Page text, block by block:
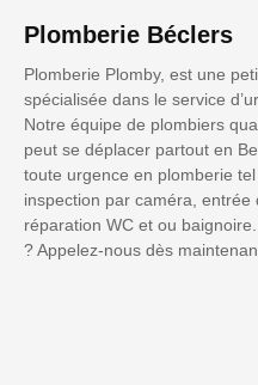
Plomberie Béclers
Plomberie Plomby, est une
spécialisée dans le service
Notre équipe de plombiers
peut se déplacer partout en
toute urgence en plomberie
inspection par caméra, entrée
réparation WC et ou
? Appelez-nous dès